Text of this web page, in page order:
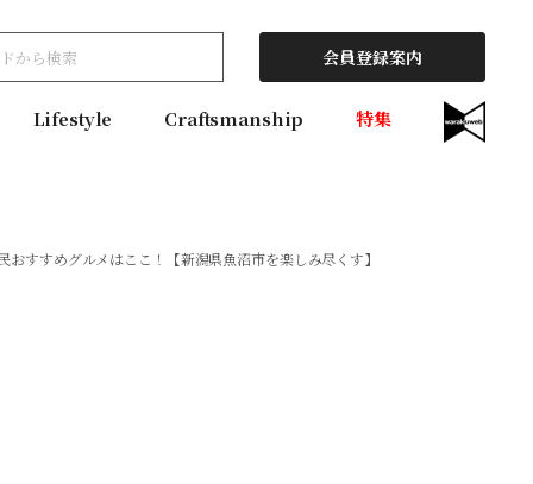
会員登録案内
Lifestyle Craftsmanship 特集
すすめグルメはここ！【新潟県魚沼市を楽しみ尽くす】